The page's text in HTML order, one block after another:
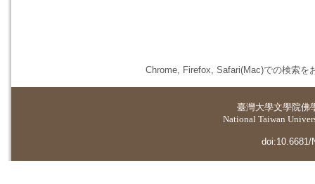
Chrome, Firefox, Safari(Mac)での検索を
臺灣大學文學院佛
National Taiwan
doi:10.6681/